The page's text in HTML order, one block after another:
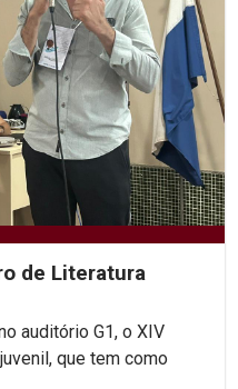
de Literatura
auditório G1, o XIV
que tem como